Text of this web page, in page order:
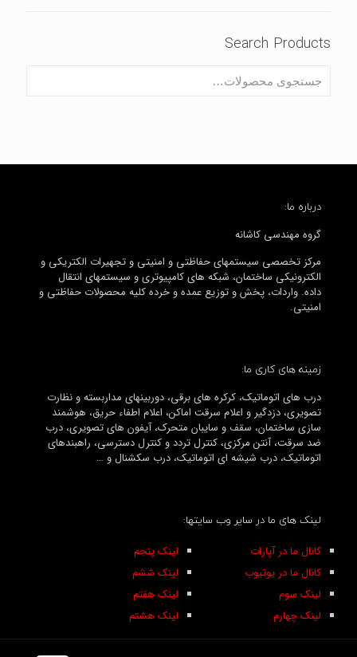
Search Products
درباره ما:
گروه مهندسی کاشانه
مرکز تخصصی سیستمهای حفاظتی و امنیتی و تجهیرات الکتریکی و
الکترونیکی ساختمان، شبکه های کامپیوتری و سیستمهای انتقال
داده. واردات، پخش و توزیع عمده و خرده کلیه محصولات حفاظتی و
امنیتی.
زمینه های کاری ما:
درب های اتوماتیک، کرکره های برقی، دوربینهای مداربسته و نظارت
تصویری، دزدگیر و اعلام سرقت اماکن، اعلام اطفاء حریق، هوشمند
سازی ساختمان، سقف و سایبان متحرک، آیفون های تصویری، درب
ضد سرقت، آنتن مرکزی، کنترل تردد و کنترل دسترسی، راهبندهای
اتوماتیک، درب شیشه ای اتوماتیک، درب سکشنال و …
لینک های ما در سایر وب سایتها:
لینک پنجم
لینک ششم
لینک هفتم
لینک هشتم
کانال ما در آپارات
کانال ما در یوتیوب
لینک سوم
لینک چهارم